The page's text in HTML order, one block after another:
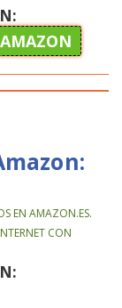
EN AMAZON.ES.
CON